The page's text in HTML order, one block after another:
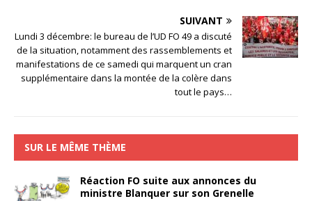
SUIVANT
Lundi 3 décembre: le bureau de l’UD FO 49 a discuté
de la situation, notamment des rassemblements et
manifestations de ce samedi qui marquent un cran
supplémentaire dans la montée de la colère dans
tout le pays…
SUR LE MÊME THÈME
Réaction FO suite aux annonces du
ministre Blanquer sur son Grenelle